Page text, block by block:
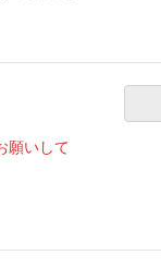
願いして